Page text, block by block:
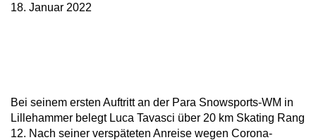
18. Januar 2022
Bei seinem ersten Auftritt an der Para Snowsports-WM in
Lillehammer belegt Luca Tavasci über 20 km Skating Rang
12. Nach seiner verspäteten Anreise wegen Corona-